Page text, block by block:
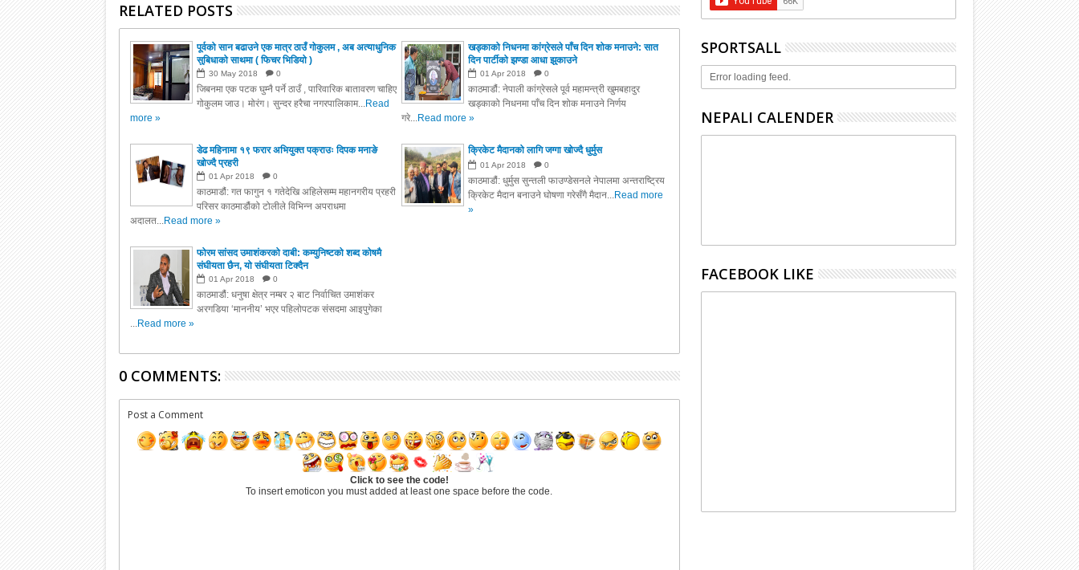
RELATED POSTS
पूर्वको सान बढाउने एक मात्र ठाउँ गोकुलम , अब अत्याधुनिक
सुबिधाको साथमा ( फिचर भिडियो )
30 May 2018 0
जिबनमा एक पटक घुम्नै पर्ने ठाउँ , पारिवारिक बातावरण चाहिए
गोकुलम जाउ। मोरंग। सुन्दर हरैचा नगरपालिकाम...Read
more »
खड्काको निधनमा कांग्रेसले पाँच दिन शोक मनाउने: सात
दिन पार्टीको झण्डा आधा झुकाउने
01 Apr 2018 0
काठमाडौं: नेपाली कांग्रेसले पूर्व महामन्त्री खुमबहादुर
खड्काको निधनमा पाँच दिन शोक मनाउने निर्णय
गरे...Read more »
डेढ महिनामा १९ फरार अभियुक्त पक्राउः दिपक मनाङे
खोज्दै प्रहरी
01 Apr 2018 0
काठमाडौं: गत फागुन १ गतेदेखि अहिलेसम्म महानगरीय प्रहरी
परिसर काठमाडौंको टोलीले विभिन्न अपराधमा
अदालत...Read more »
क्रिकेट मैदानको लागि जग्गा खोज्दै धुर्मुस
01 Apr 2018 0
काठमाडौं: धुर्मुस सुन्तली फाउण्डेसनले नेपालमा अन्तराष्ट्रिय
क्रिकेट मैदान बनाउने घोषणा गरेसँगै मैदान...Read more
»
फोरम सांसद उमाशंकरको दाबी: कम्युनिष्टको शब्द कोषमै
संघीयता छैन, यो संघीयता टिक्दैन
01 Apr 2018 0
काठमाडौं: धनुषा क्षेत्र नम्बर २ बाट निर्वाचित उमाशंकर
अरगडिया ‘माननीय’ भएर पहिलोपटक संसदमा आइपुगेका
...Read more »
0 COMMENTS:
Post a Comment
Click to see the code!
To insert emoticon you must added at least one space before the code.
SPORTSALL
Error loading feed.
NEPALI CALENDER
FACEBOOK LIKE